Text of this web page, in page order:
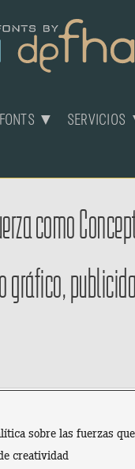
FONTS ▼ SERVICIOS
como
gráfico,
sobre las fuerzas
creatividad